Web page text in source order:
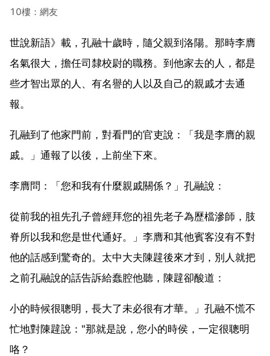
10樓：網友
世說新語》載，孔融十歲時，隨父親到洛陽。那時李膺
名氣很大，擔任司隸校尉的職務。到他家去的人，都是
些才智出眾的人、有名譽的人以及自己的親戚才去通
報。
孔融到了他家門前，對看門的官吏說：「我是李膺的親
戚。」通報了以後，上前坐下來。
李膺問：「您和我有什麼親戚關係？」孔融說：
從前我的祖先孔子曾經拜您的祖先老子為歷檔滲師，肢
脊所以我和您是世代通好。」李膺和其他賓客沒有不對
他的話感到驚奇的。太中大夫陳韙後來才到，別人就把
之前孔融說的話告訴給蠢腔他聽，陳韙卻酸道：
小的時候很聰明，長大了未必很有才華。」孔融不慌不
忙地對陳韙說："那就是說，您小的時侯，一定很聰明
咯？